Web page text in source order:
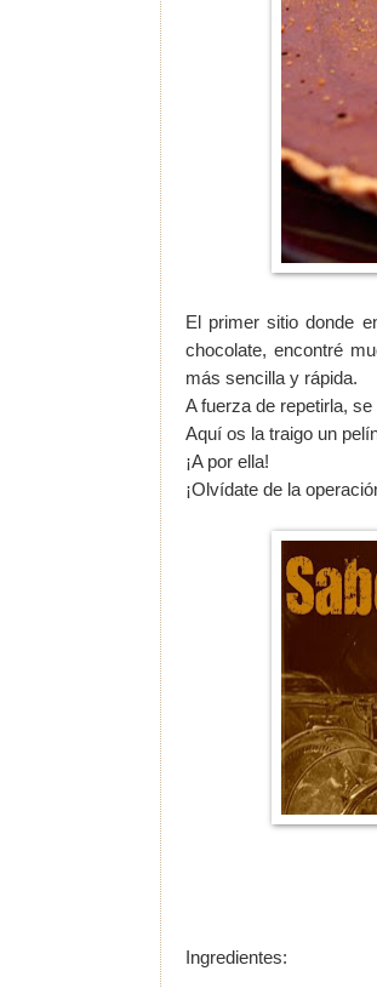
El primer sitio donde
chocolate, encontré
más sencilla y rápida.
A fuerza de repetirla,
Aquí os la traigo un
¡A por ella!
¡Olvídate de la
Ingredientes: